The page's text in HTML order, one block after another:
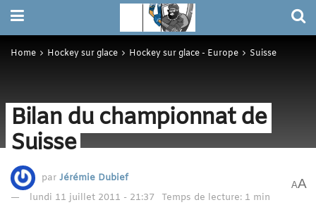
Home Hockey sur glace Hockey sur glace - Europe Suisse
Bilan du championnat de
Suisse
par Jérémie Dubief
lundi 11 juillet 2011 - 21:37
Temps de lecture: 1 min
AA